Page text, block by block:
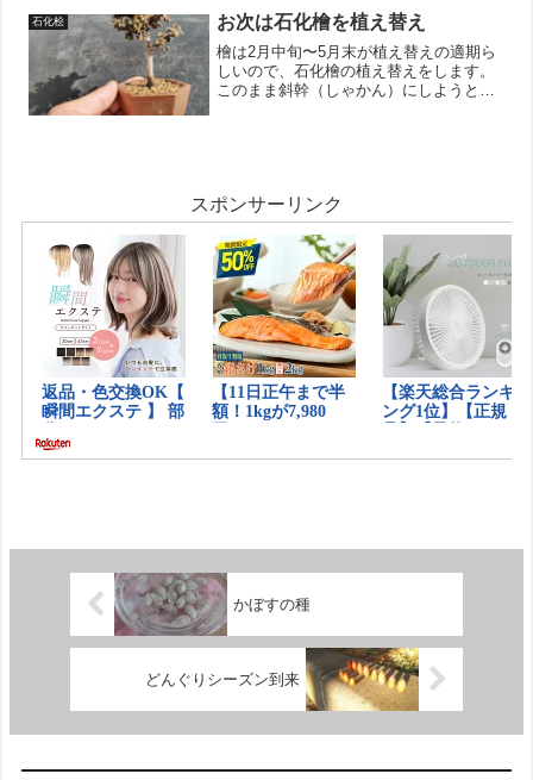
出してみました。鉢との食...
石化桧 お次は石化檜を植え替え
檜は2月中旬〜5月末が植え替えの適期ら
しいので、石化檜の植え替えをします。
このまま斜幹（しゃかん）にしようと思
スポンサーリンク
かぼすの種
どんぐりシーズン到来